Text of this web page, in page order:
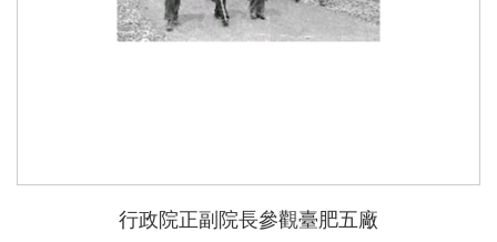
行政院正副院長參觀臺肥五廠